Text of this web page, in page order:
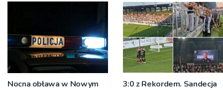
Nocna obława w Nowym
3:0 z Rekordem. Sandecja